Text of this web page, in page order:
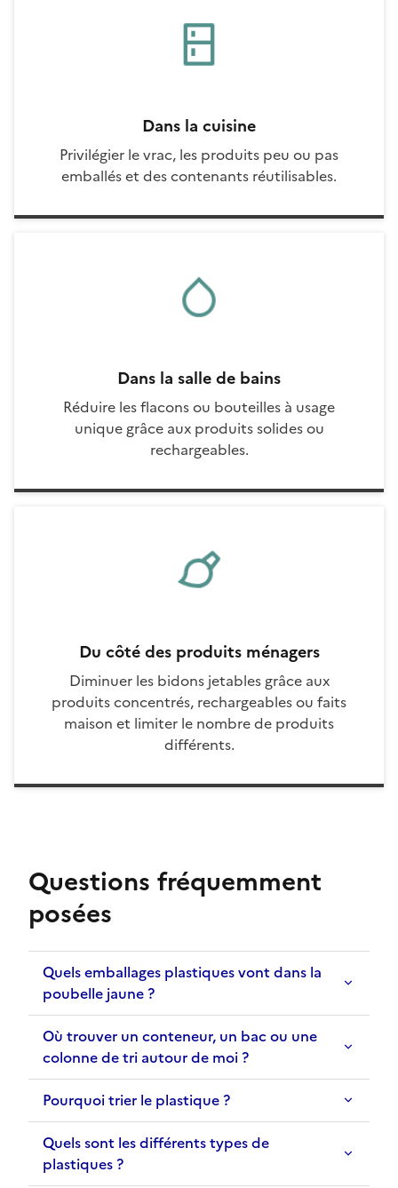
Dans la cuisine
Privilégier le vrac, les produits peu ou pas
emballés et des contenants réutilisables.
Dans la salle de bains
Réduire les flacons ou bouteilles à usage
unique grâce aux produits solides ou
rechargeables.
Du côté des produits ménagers
Diminuer les bidons jetables grâce aux
produits concentrés, rechargeables ou faits
maison et limiter le nombre de produits
différents.
Questions fréquemment
posées
Quels emballages plastiques vont dans la
poubelle jaune ?
Où trouver un conteneur, un bac ou une
colonne de tri autour de moi ?
Pourquoi trier le plastique ?
Quels sont les différents types de
plastiques ?